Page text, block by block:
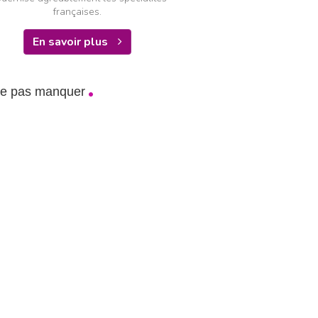
françaises.
En savoir plus
pas manquer